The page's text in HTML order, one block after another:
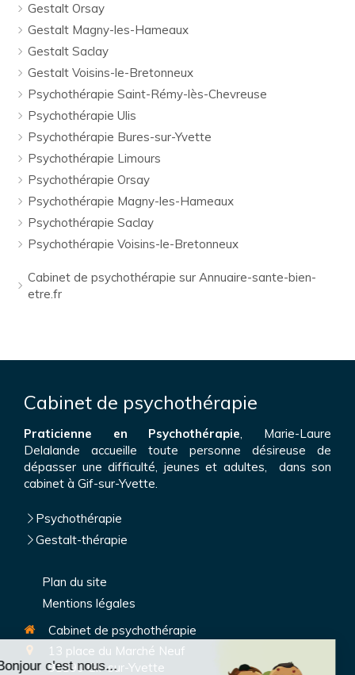
Gestalt Orsay
Gestalt Magny-les-Hameaux
Gestalt Saclay
Gestalt Voisins-le-Bretonneux
Psychothérapie Saint-Rémy-lès-Chevreuse
Psychothérapie Ulis
Psychothérapie Bures-sur-Yvette
Psychothérapie Limours
Psychothérapie Orsay
Psychothérapie Magny-les-Hameaux
Psychothérapie Saclay
Psychothérapie Voisins-le-Bretonneux
Cabinet de psychothérapie sur Annuaire-sante-bien-
etre.fr
Cabinet de psychothérapie
Praticienne en Psychothérapie, Marie-Laure
Delalande accueille toute personne désireuse de
dépasser une difficulté, jeunes et adultes, dans son
cabinet à Gif-sur-Yvette.
Psychothérapie
Gestalt-thérapie
Plan du site
Mentions légales
Cabinet de psychothérapie
13 place du Marché Neuf
91190 Gif-sur-Yvette